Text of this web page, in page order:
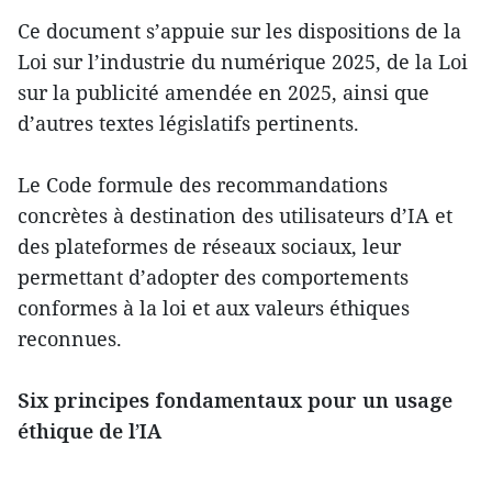
Ce document s’appuie sur les dispositions de la
Loi sur l’industrie du numérique 2025, de la Loi
sur la publicité amendée en 2025, ainsi que
d’autres textes législatifs pertinents.
Le Code formule des recommandations
concrètes à destination des utilisateurs d’IA et
des plateformes de réseaux sociaux, leur
permettant d’adopter des comportements
conformes à la loi et aux valeurs éthiques
reconnues.
Six principes fondamentaux pour un usage
éthique de l’IA